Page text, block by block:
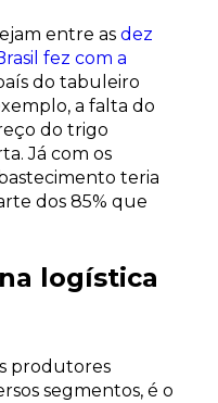
entre as dez
fez com a
do tabuleiro
a falta do
do trigo
Já com os
teria
dos 85% que
logística
produtores
segmentos, é o